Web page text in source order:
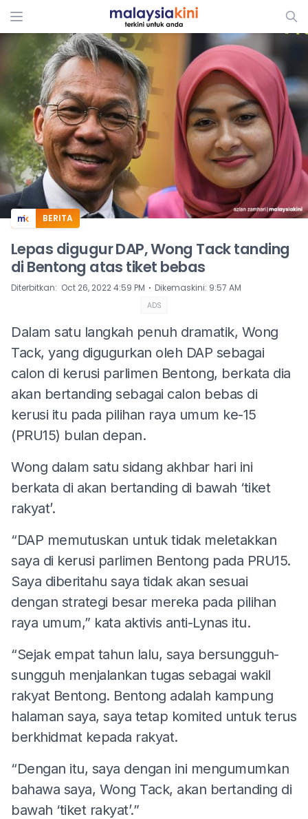
ADS
BERITA
Lepas digugur DAP, Wong Tack tanding
di Bentong atas tiket bebas
Diterbitkan: Oct 26, 2022 4:59 PM ⋅ Dikemaskini: 9:57 AM
ADS
Dalam satu langkah penuh dramatik, Wong
Tack, yang digugurkan oleh DAP sebagai
calon di kerusi parlimen Bentong, berkata dia
akan bertanding sebagai calon bebas di
kerusi itu pada pilihan raya umum ke-15
(PRU15) bulan depan.
Wong dalam satu sidang akhbar hari ini
berkata di akan bertanding di bawah ‘tiket
rakyat’.
“DAP memutuskan untuk tidak meletakkan
saya di kerusi parlimen Bentong pada PRU15.
Saya diberitahu saya tidak akan sesuai
dengan strategi besar mereka pada pilihan
raya umum,” kata aktivis anti-Lynas itu.
“Sejak empat tahun lalu, saya bersungguh-
sungguh menjalankan tugas sebagai wakil
rakyat Bentong. Bentong adalah kampung
halaman saya, saya tetap komited untuk terus
berkhidmat kepada rakyat.
“Dengan itu, saya dengan ini mengumumkan
bahawa saya, Wong Tack, akan bertanding di
bawah ‘tiket rakyat’.”